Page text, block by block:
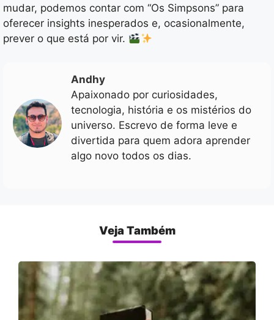
mudar, podemos contar com “Os Simpsons” para
oferecer insights inesperados e, ocasionalmente,
prever o que está por vir.
Andhy
Apaixonado por curiosidades,
tecnologia, história e os mistérios do
universo. Escrevo de forma leve e
divertida para quem adora aprender
algo novo todos os dias.
Veja Também